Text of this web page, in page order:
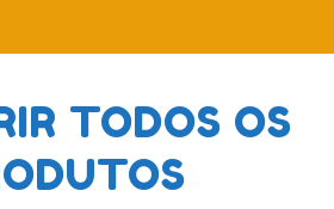
TODOS OS